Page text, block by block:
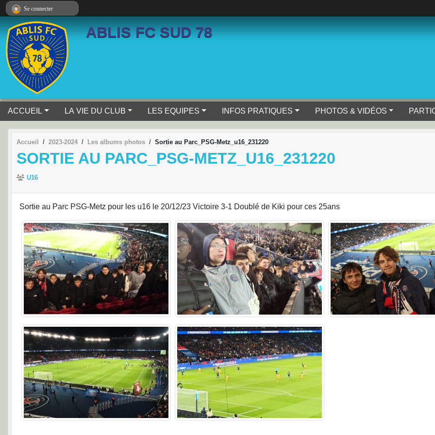
ABLIS FC SUD 78
ACCUEIL LA VIE DU CLUB LES EQUIPES INFOS PRATIQUES PHOTOS & VIDÉOS
Accueil 2023-2024 Les albums photos Sortie au Parc_PSG-Metz_u16_231220
SORTIE AU PARC_PSG-METZ_U16_231220
U16
Sortie au Parc PSG-Metz pour les u16 le 20/12/23 Victoire 3-1 Doublé de Kiki pour ces 25ans
Se connecter
Panneau de gestion des cookies